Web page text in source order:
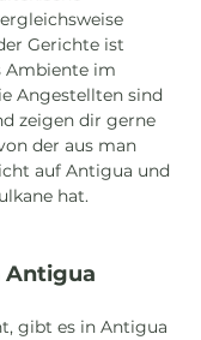
Gerichte ist
Ambiente im
Angestellten sind
zeigen dir gerne
der aus man
auf Antigua und
hat.
Antigua
gibt es in Antigua